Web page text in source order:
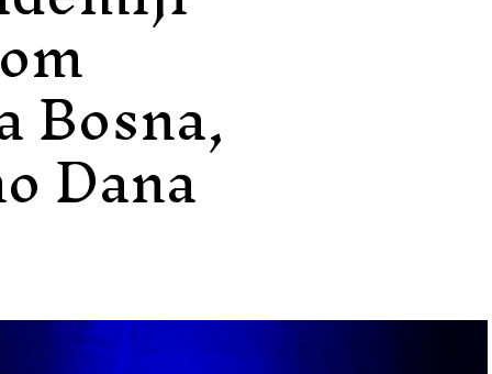
Bosna,
Dana